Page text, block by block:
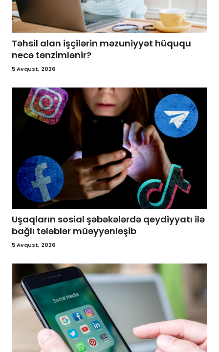
Təhsil alan işçilərin məzuniyyət hüququ
necə tənzimlənir?
5 Avqust, 2026
Uşaqların sosial şəbəkələrdə qeydiyyatı ilə
bağlı tələblər müəyyənləşib
5 Avqust, 2026